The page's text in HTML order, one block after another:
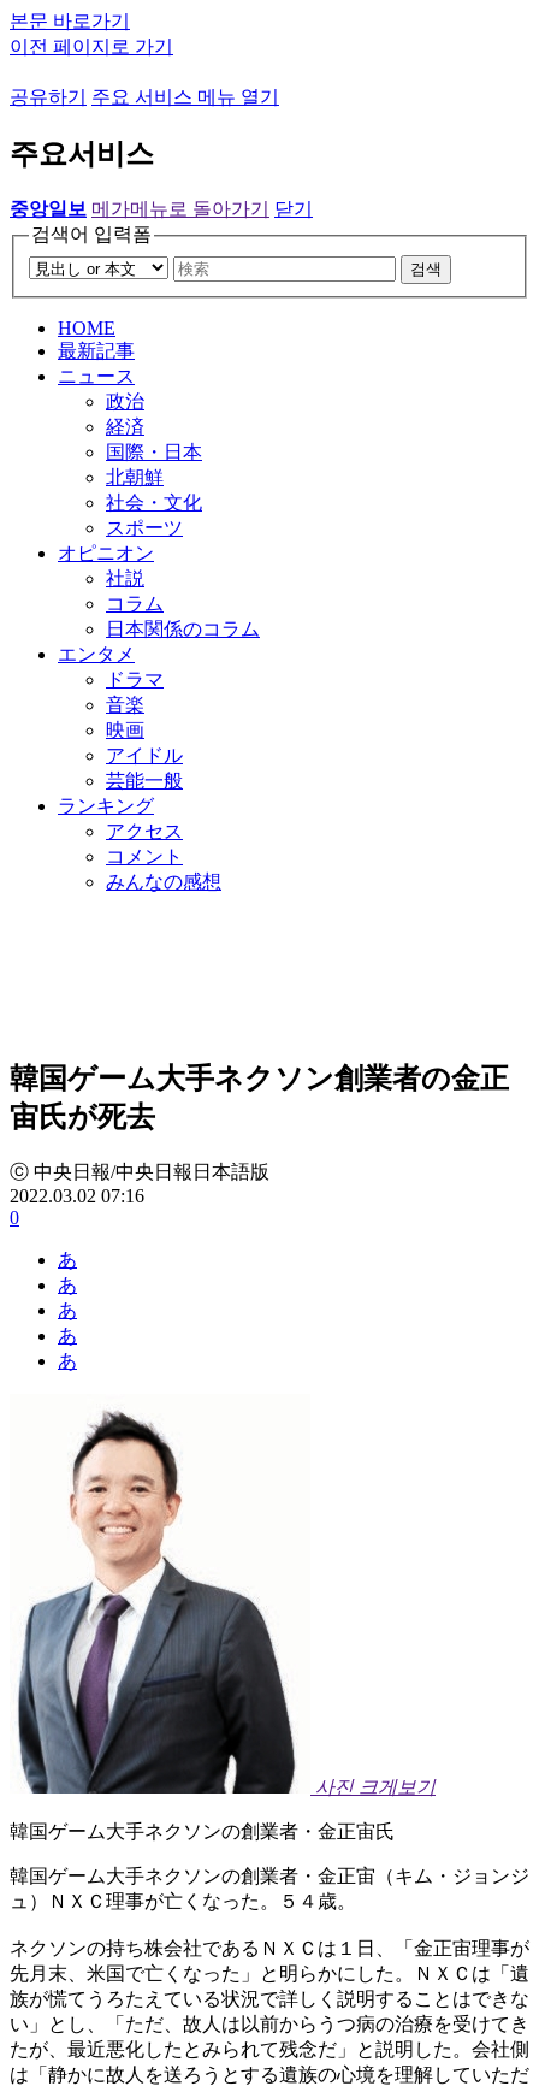
본문 바로가기
이전 페이지로 가기
공유하기 주요 서비스 메뉴 열기
주요서비스
중앙일보 메가메뉴로 돌아가기
닫기
검색어 입력폼
검색
HOME
最新記事
ニュース
政治
経済
国際・日本
北朝鮮
社会・文化
スポーツ
オピニオン
社説
コラム
日本関係のコラム
エンタメ
ドラマ
音楽
映画
アイドル
芸能一般
ランキング
アクセス
コメント
みんなの感想
韓国ゲーム大手ネクソン創業者の金正
宙氏が死去
ⓒ 中央日報/中央日報日本語版
2022.03.02 07:16
0
あ
あ
あ
あ
あ
사진 크게보기
韓国ゲーム大手ネクソンの創業者・金正宙氏
韓国ゲーム大手ネクソンの創業者・金正宙（キム・ジョンジ
ュ）ＮＸＣ理事が亡くなった。５４歳。
ネクソンの持ち株会社であるＮＸＣは１日、「金正宙理事が
先月末、米国で亡くなった」と明らかにした。ＮＸＣは「遺
族が慌てうろたえている状況で詳しく説明することはできな
い」とし、「ただ、故人は以前からうつ病の治療を受けてき
たが、最近悪化したとみられて残念だ」と説明した。会社側
は「静かに故人を送ろうとする遺族の心境を理解していただ